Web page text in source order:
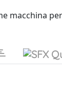
macchina